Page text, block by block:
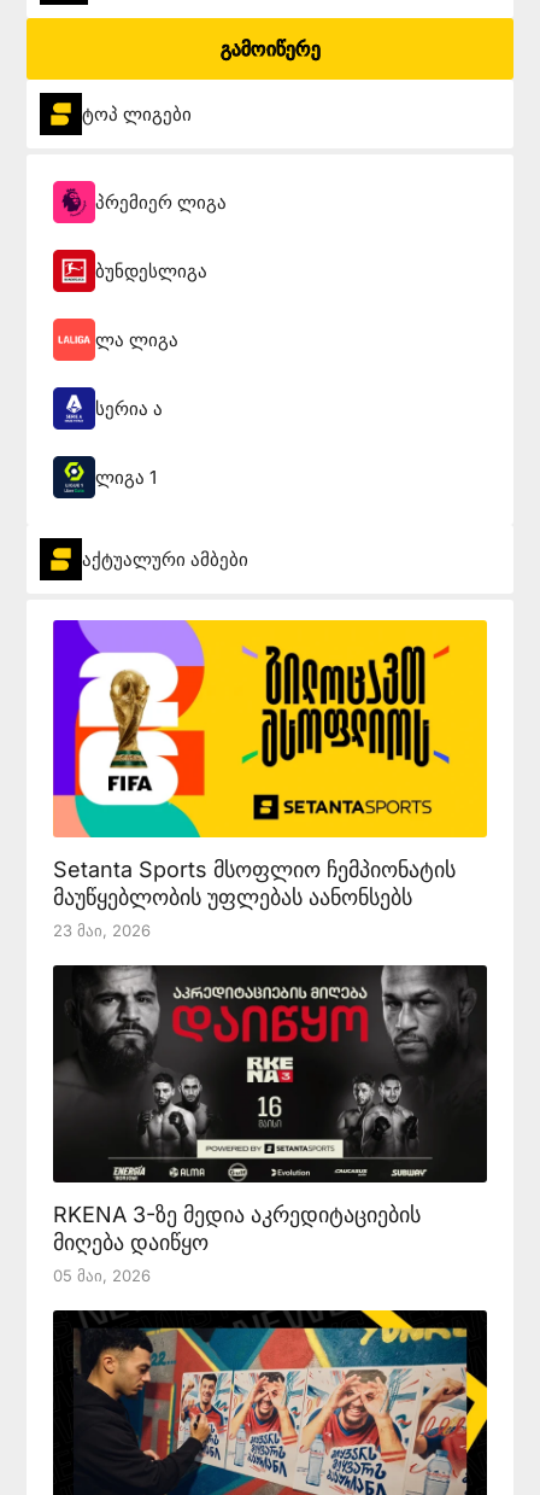
გამოიწერე
ტოპ ლიგები
პრემიერ ლიგა
ბუნდესლიგა
ლა ლიგა
სერია ა
ლიგა 1
აქტუალური ამბები
Setanta Sports მსოფლიო ჩემპიონატის
მაუწყებლობის უფლებას აანონსებს
23 Მაი, 2026
RKENA 3-ზე მედია აკრედიტაციების
მიღება დაიწყო
05 Მაი, 2026